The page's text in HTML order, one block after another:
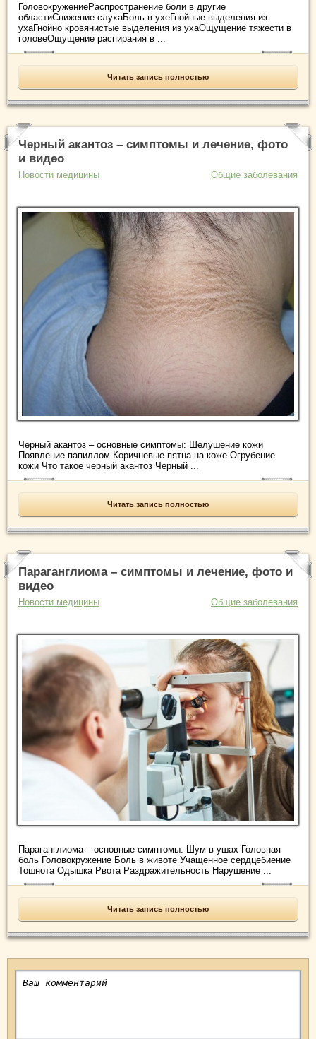
ГоловокружениеРаспространение боли в другие
областиСнижение слухаБоль в ухеГнойные выделения из
ухаГнойно кровянистые выделения из ухаОщущение тяжести в
головеОщущение распирания в ...
Читать запись полностью
Черный акантоз – симптомы и лечение, фото
и видео
Новости медицины Общие заболевания
Черный акантоз – основные симптомы: Шелушение кожи
Появление папиллом Коричневые пятна на коже Огрубение
кожи Что такое черный акантоз Черный ...
Читать запись полностью
Параганглиома – симптомы и лечение, фото и
видео
Новости медицины Общие заболевания
Параганглиома – основные симптомы: Шум в ушах Головная
боль Головокружение Боль в животе Учащенное сердцебиение
Тошнота Одышка Рвота Раздражительность Нарушение ...
Читать запись полностью